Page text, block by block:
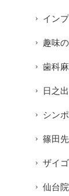
イン
趣味
歯科
日之
シン
篠田
ザイ
仙台